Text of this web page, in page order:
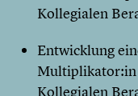
Kollegialen
Entwicklung
Kollegialen